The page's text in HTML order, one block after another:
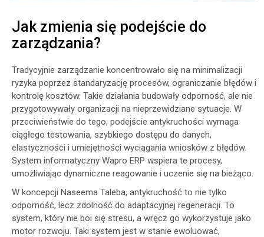
Jak zmienia się podejście do
zarządzania?
Tradycyjnie zarządzanie koncentrowało się na minimalizacji
ryzyka poprzez standaryzację procesów, ograniczanie błędów i
kontrolę kosztów. Takie działania budowały odporność, ale nie
przygotowywały organizacji na nieprzewidziane sytuacje. W
przeciwieństwie do tego, podejście antykruchości wymaga
ciągłego testowania, szybkiego dostępu do danych,
elastyczności i umiejętności wyciągania wniosków z błędów.
System informatyczny Wapro ERP wspiera te procesy,
umożliwiając dynamiczne reagowanie i uczenie się na bieżąco.
W koncepcji Naseema Taleba, antykruchość to nie tylko
odporność, lecz zdolność do adaptacyjnej regeneracji. To
system, który nie boi się stresu, a wręcz go wykorzystuje jako
motor rozwoju. Taki system jest w stanie ewoluować,